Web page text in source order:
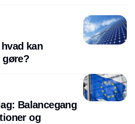
kan
Balancegang
og